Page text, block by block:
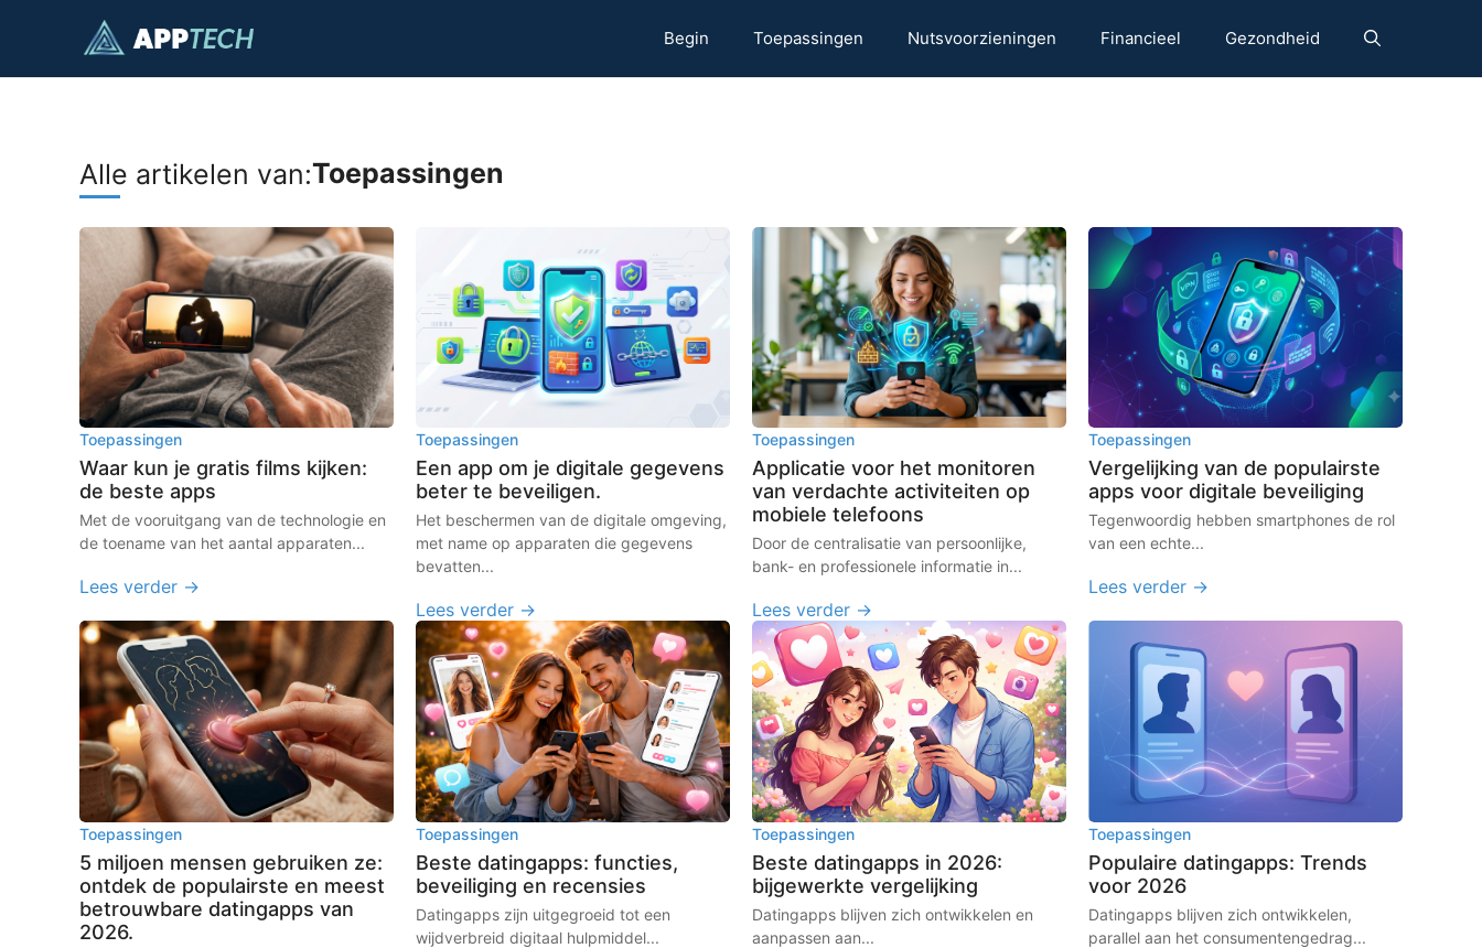
Begin Toepassingen Nutsvoorzieningen Financieel Gezondheid
Alle artikelen van:Toepassingen
Toepassingen
Waar kun je gratis films kijken:
de beste apps
Met de vooruitgang van de technologie en
de toename van het aantal apparaten...
Lees verder →
Toepassingen
Een app om je digitale gegevens
beter te beveiligen.
Het beschermen van de digitale omgeving,
met name op apparaten die gegevens
bevatten...
Lees verder →
Toepassingen
Applicatie voor het monitoren
van verdachte activiteiten op
mobiele telefoons
Door de centralisatie van persoonlijke,
bank- en professionele informatie in...
Lees verder →
Toepassingen
Vergelijking van de populairste
apps voor digitale beveiliging
Tegenwoordig hebben smartphones de rol
van een echte...
Lees verder →
Toepassingen
5 miljoen mensen gebruiken ze:
ontdek de populairste en meest
betrouwbare datingapps van
2026.
Toepassingen
Beste datingapps: functies,
beveiliging en recensies
Datingapps zijn uitgegroeid tot een
wijdverbreid digitaal hulpmiddel...
Toepassingen
Beste datingapps in 2026:
bijgewerkte vergelijking
Datingapps blijven zich ontwikkelen en
aanpassen aan...
Toepassingen
Populaire datingapps: Trends
voor 2026
Datingapps blijven zich ontwikkelen,
parallel aan het consumentengedrag...